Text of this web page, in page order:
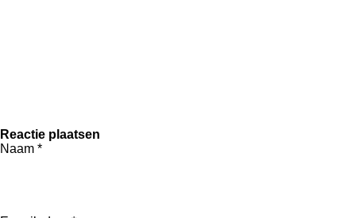
Reactie plaatsen
Naam *